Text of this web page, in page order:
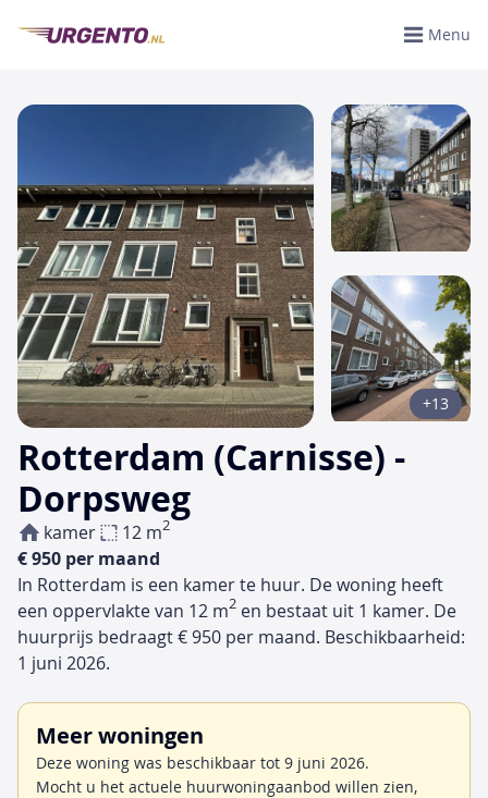
Menu
Rotterdam (Carnisse) -
Dorpsweg
kamer 12 m2
€ 950 per maand
+13
In Rotterdam is een kamer te huur. De woning heeft
een oppervlakte van 12 m2 en bestaat uit 1 kamer. De
huurprijs bedraagt € 950 per maand. Beschikbaarheid:
1 juni 2026.
Meer woningen
Deze woning was beschikbaar tot 9 juni 2026.
Mocht u het actuele huurwoningaanbod willen zien,